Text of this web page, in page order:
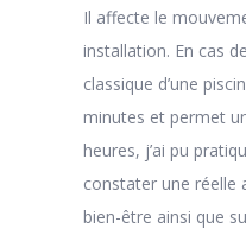
Il affecte le
installation. En cas
classique d’une
minutes et permet
heures, j’ai pu
constater une réelle
bien-être ainsi que